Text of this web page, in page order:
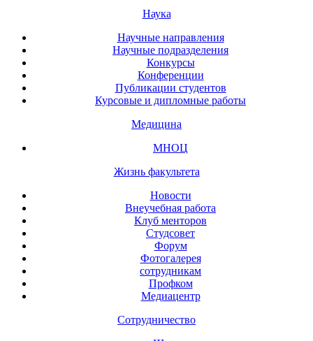
Наука
Научные направления
Научные подразделения
Конкурсы
Конференции
Публикации студентов
Курсовые и дипломные работы
Медицина
МНОЦ
Жизнь факультета
Новости
Внеучебная работа
Клуб менторов
Студсовет
Форум
Фотогалерея
сотрудникам
Профком
Медиацентр
Сотрудничество